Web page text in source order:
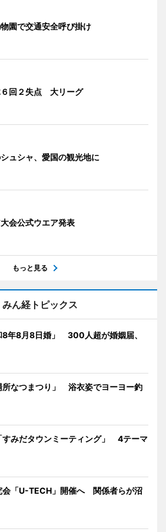
物園で交通安全呼び掛け
回２失点 大リーグ
ュシャ、愛国の観光地に
会公式ウエア発表
もっと見る
みん経トピックス
8年8月8日婚」 300人超が婚姻届、
所なつまつり」 浴衣姿でヨーヨー釣
すみだタウンミーティング」 4テーマ
会「U-TECH」開催へ 関係者らが沼